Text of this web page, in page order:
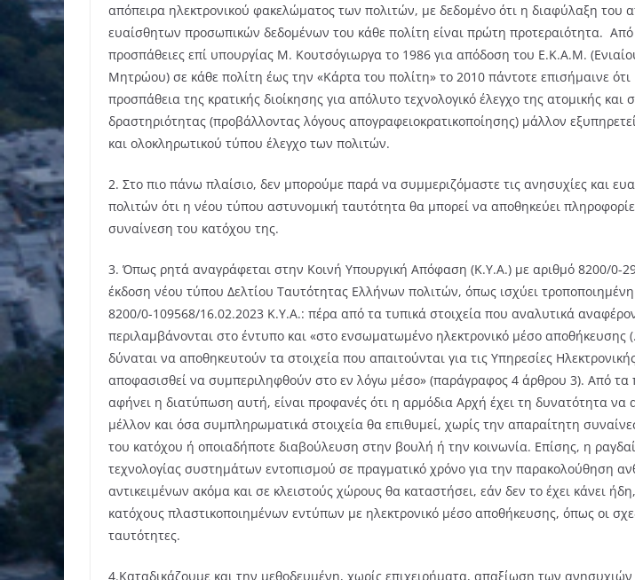
απόπειρα ηλεκτρονικού φακελώματος των πολιτών, με δεδομένο ότι η διαφύλαξη του
ευαίσθητων προσωπικών δεδομένων του κάθε πολίτη είναι πρώτη προτεραιότητα. Από
προσπάθειες επί υπουργίας Μ. Κουτσόγιωργα το 1986 για απόδοση του Ε.Κ.Α.Μ.
Μητρώου) σε κάθε πολίτη έως την «Κάρτα του πολίτη» το 2010 πάντοτε επισήμαινε
προσπάθεια της κρατικής διοίκησης για απόλυτο τεχνολογικό έλεγχο της ατομικής και
δραστηριότητας (προβάλλοντας λόγους απογραφειοκρατικοποίησης) μάλλον
και ολοκληρωτικού τύπου έλεγχο των πολιτών.
2. Στο πιο πάνω πλαίσιο, δεν μπορούμε παρά να συμμεριζόμαστε τις ανησυχίες και
πολιτών ότι η νέου τύπου αστυνομική ταυτότητα θα μπορεί να αποθηκεύει
συναίνεση του κατόχου της.
3. Όπως ρητά αναγράφεται στην Κοινή Υπουργική Απόφαση (Κ.Υ.Α.) με αριθμό 8200/0-
έκδοση νέου τύπου Δελτίου Ταυτότητας Ελλήνων πολιτών, όπως ισχύει
8200/0-109568/16.02.2023 Κ.Υ.Α.: πέρα από τα τυπικά στοιχεία που αναλυτικά
περιλαμβάνονται στο έντυπο και «στο ενσωματωμένο ηλεκτρονικό μέσο αποθήκευσης
δύναται να αποθηκευτούν τα στοιχεία που απαιτούνται για τις Υπηρεσίες
αποφασισθεί να συμπεριληφθούν στο εν λόγω μέσο» (παράγραφος 4 άρθρου 3). Από τα
αφήνει η διατύπωση αυτή, είναι προφανές ότι η αρμόδια Αρχή έχει τη δυνατότητα να
μέλλον και όσα συμπληρωματικά στοιχεία θα επιθυμεί, χωρίς την απαραίτητη
του κατόχου ή οποιαδήποτε διαβούλευση στην βουλή ή την κοινωνία. Επίσης, η
τεχνολογίας συστημάτων εντοπισμού σε πραγματικό χρόνο για την παρακολούθηση
αντικειμένων ακόμα και σε κλειστούς χώρους θα καταστήσει, εάν δεν το έχει κάνει
κατόχους πλαστικοποιημένων εντύπων με ηλεκτρονικό μέσο αποθήκευσης, όπως οι
ταυτότητες.
4.Καταδικάζουμε και την μεθοδευμένη, χωρίς επιχειρήματα, απαξίωση των